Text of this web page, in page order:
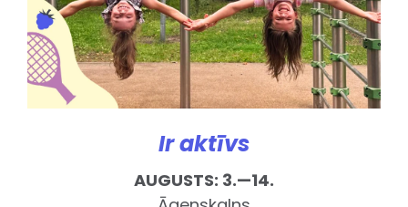
Ir aktīvs
AUGUSTS: 3.—14.